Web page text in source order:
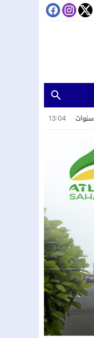
13:04 اللاعب الدولي المغربي